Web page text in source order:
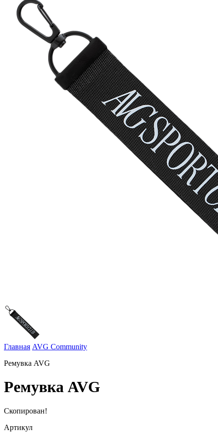
Главная AVG Community
Ремувка AVG
Ремувка AVG
Скопирован!
Артикул